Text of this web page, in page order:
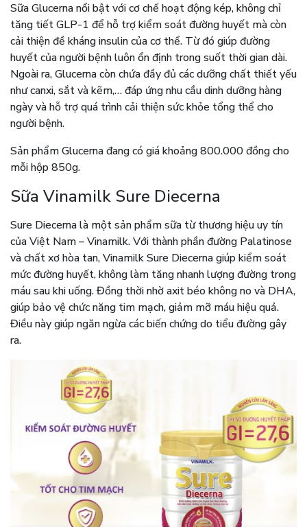
Sữa Glucerna nổi bật với cơ chế hoạt động kép, không chỉ
tăng tiết GLP-1 để hỗ trợ kiểm soát đường huyết mà còn
cải thiện đề kháng insulin của cơ thể. Từ đó giúp đường
huyết của người bệnh luôn ổn định trong suốt thời gian dài.
Ngoài ra, Glucerna còn chứa đầy đủ các dưỡng chất thiết yếu
như canxi, sắt và kẽm,… đáp ứng nhu cầu dinh dưỡng hàng
ngày và hỗ trợ quá trình cải thiện sức khỏe tổng thể cho
người bệnh.
Sản phẩm Glucerna đang có giá khoảng 800.000 đồng cho
mỗi hộp 850g.
Sữa Vinamilk Sure Diecerna
Sure Diecerna là một sản phẩm sữa từ thương hiệu uy tín
của Việt Nam – Vinamilk. Với thành phần đường Palatinose
và chất xơ hòa tan, Vinamilk Sure Diecerna giúp kiểm soát
mức đường huyết, không làm tăng nhanh lượng đường trong
máu sau khi uống. Đồng thời nhờ axit béo không no và DHA,
giúp bảo vệ chức năng tim mạch, giảm mỡ máu hiệu quả.
Điều này giúp ngăn ngừa các biến chứng do tiểu đường gây
ra.